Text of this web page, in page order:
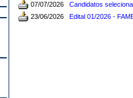
07/07/2026
Candidatos
23/06/2026
Edital 01/2026 -